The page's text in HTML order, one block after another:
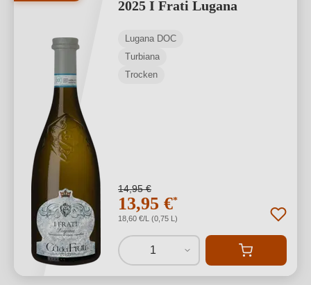
2025 I Frati Lugana
Lugana DOC
Turbiana
Trocken
14,95 €
13,95 €*
18,60 €/L (0,75 L)
1